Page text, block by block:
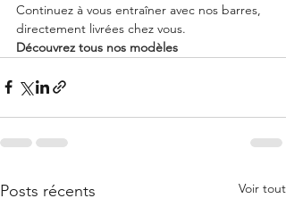
Continuez à vous entraîner avec nos barres,
directement livrées chez vous.
Découvrez tous nos modèles
Posts récents Voir tout